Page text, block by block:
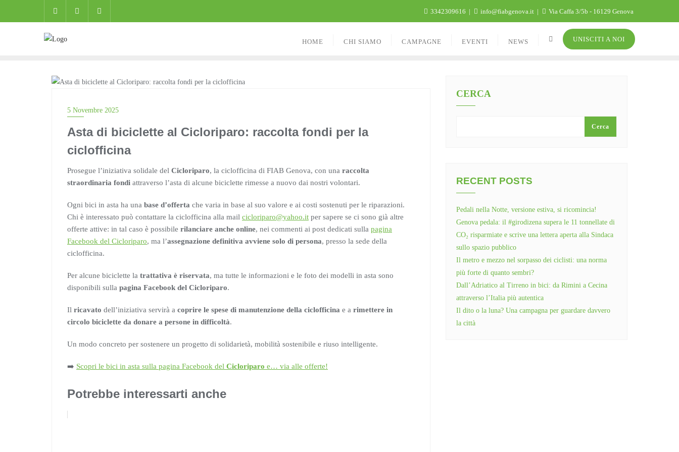
3342309616 info@fiabgenova.it Via Caffa 3/5b - 16129 Genova
HOME CHI SIAMO CAMPAGNE EVENTI NEWS UNISCITI A NOI
5 Novembre 2025
Asta di biciclette al Cicloriparo: raccolta fondi per la
ciclofficina
Prosegue l’iniziativa solidale del Cicloriparo, la ciclofficina di FIAB Genova, con una raccolta
straordinaria fondi attraverso l’asta di alcune biciclette rimesse a nuovo dai nostri volontari.
Ogni bici in asta ha una base d’offerta che varia in base al suo valore e ai costi sostenuti per le riparazioni.
Chi è interessato può contattare la ciclofficina alla mail cicloriparo@yahoo.it per sapere se ci sono già altre
offerte attive: in tal caso è possibile rilanciare anche online, nei commenti ai post dedicati sulla pagina
Facebook del Cicloriparo, ma l’assegnazione definitiva avviene solo di persona, presso la sede della
ciclofficina.
Per alcune biciclette la trattativa è riservata, ma tutte le informazioni e le foto dei modelli in asta sono
disponibili sulla pagina Facebook del Cicloriparo.
Il ricavato dell’iniziativa servirà a coprire le spese di manutenzione della ciclofficina e a rimettere in
circolo biciclette da donare a persone in difficoltà.
Un modo concreto per sostenere un progetto di solidarietà, mobilità sostenibile e riuso intelligente.
➡️ Scopri le bici in asta sulla pagina Facebook del Cicloriparo e… via alle offerte!
Potrebbe interessarti anche
CERCA
Cerca
RECENT POSTS
Pedali nella Notte, versione estiva, si ricomincia!
Genova pedala: il #girodizena supera le 11 tonnellate di
CO₂ risparmiate e scrive una lettera aperta alla Sindaca
sullo spazio pubblico
Il metro e mezzo nel sorpasso dei ciclisti: una norma
più forte di quanto sembri?
Dall’Adriatico al Tirreno in bici: da Rimini a Cecina
attraverso l’Italia più autentica
Il dito o la luna? Una campagna per guardare davvero
la città